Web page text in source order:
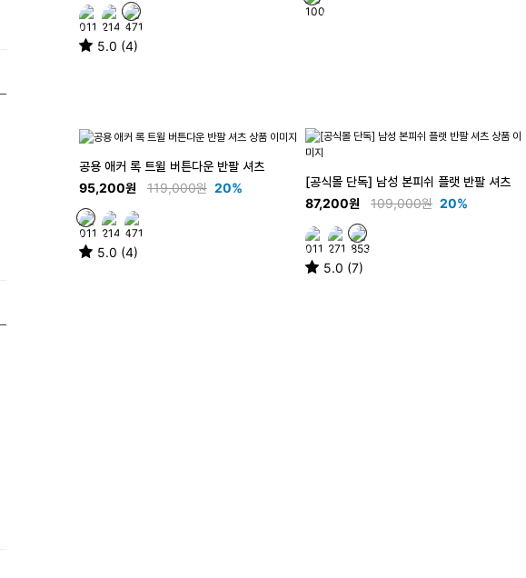
5.0 (4)
공용 애커 록 트윌 버튼다운 반팔 셔츠
95,200원
119,000원 20%
5.0 (4)
[공식몰 단독] 남성 본피쉬 플랫 반팔 셔츠
87,200원
109,000원 20%
5.0 (7)